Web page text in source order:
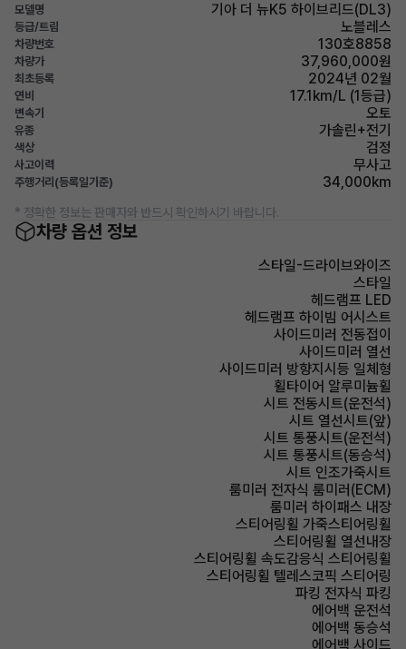
모델명 기아 더 뉴K5 하이브리드(DL3)
등급/트림 노블레스
차량번호 130호8858
차량가 37,960,000원
최초등록 2024년 02월
연비 17.1km/L (1등급)
변속기 오토
유종 가솔린+전기
색상 검정
사고이력 무사고
주행거리(등록일기준) 34,000km
* 정확한 정보는 판매자와 반드시 확인하시기 바랍니다.
차량 옵션 정보
스타일-드라이브와이즈
스타일
헤드램프 LED
헤드램프 하이빔 어시스트
사이드미러 전동접이
사이드미러 열선
사이드미러 방향지시등 일체형
휠타이어 알루미늄휠
시트 전동시트(운전석)
시트 열선시트(앞)
시트 통풍시트(운전석)
시트 통풍시트(동승석)
시트 인조가죽시트
룸미러 전자식 룸미러(ECM)
룸미러 하이패스 내장
스티어링휠 가죽스티어링휠
스티어링휠 열선내장
스티어링휠 속도감응식 스티어링휠
스티어링휠 텔레스코픽 스티어링
파킹 전자식 파킹
에어백 운전석
에어백 동승석
에어백 사이드